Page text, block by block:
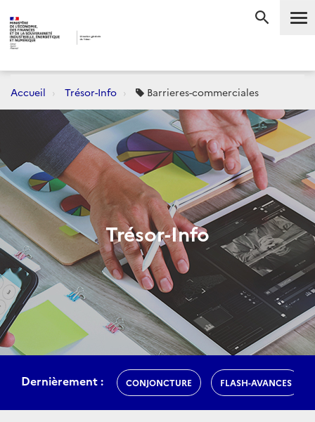
Accueil Trésor-Info Barrieres-commerciales
Trésor-Info
Dernièrement : CONJONCTURE FLASH-AVANCES